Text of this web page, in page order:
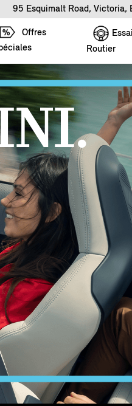
95 Esquimalt Road, Victoria,
Essai
Routier
Offres